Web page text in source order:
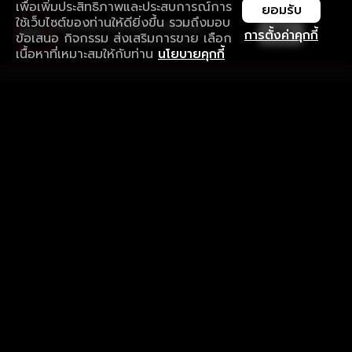
เพื่อเพิ่มประสิทธิภาพและประสบการณ์การ
ใช้เว็บไซต์ของท่านให้ดียิ่งขึ้น รวมถึงมอบ
ข้อเสนอ กิจกรรม ส่งเสริมการขาย เลือก
เนื้อหาที่เหมาะสมให้กับท่าน นโยบายคุกกี้
การตั้งค่าคุกกี้
ยอมรับ
ใช้งานแอป ลื่นไหลกว่า ไม่มีสะดุด
ดาวน์โหลดแอปเพื่อการรับชมที่ดีกว่า เปิด